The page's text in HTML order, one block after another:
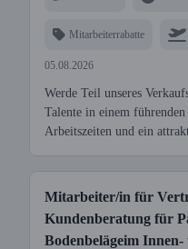
Mitarbeiterrabatte
05.08.2026
Werde Teil unseres
Talente in einem
Arbeitszeiten und ein
Mitarbeiter/in für
Kundenberatung für
Bodenbelägeim